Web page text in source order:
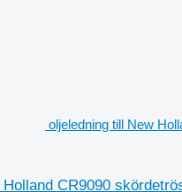
oljeledning till New
CR9090